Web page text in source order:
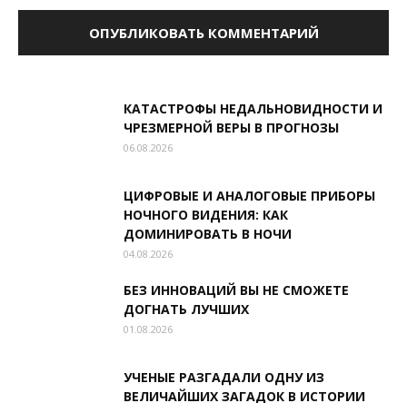
КАТАСТРОФЫ НЕДАЛЬНОВИДНОСТИ И
ЧРЕЗМЕРНОЙ ВЕРЫ В ПРОГНОЗЫ
06.08.2026
ЦИФРОВЫЕ И АНАЛОГОВЫЕ ПРИБОРЫ
НОЧНОГО ВИДЕНИЯ: КАК
ДОМИНИРОВАТЬ В НОЧИ
04.08.2026
БЕЗ ИННОВАЦИЙ ВЫ НЕ СМОЖЕТЕ
ДОГНАТЬ ЛУЧШИХ
01.08.2026
УЧЕНЫЕ РАЗГАДАЛИ ОДНУ ИЗ
ВЕЛИЧАЙШИХ ЗАГАДОК В ИСТОРИИ